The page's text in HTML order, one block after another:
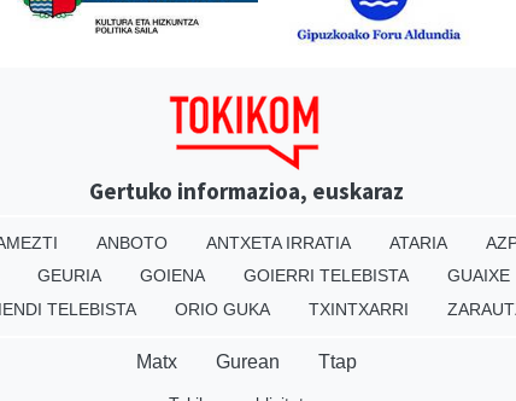
Gertuko informazioa, euskaraz
ANBOTO ANTXETA IRRATIA ATARIA
GEURIA GOIENA GOIERRI TELEBISTA
GUAIXE
TELEBISTA ORIO GUKA TXINTXARRI
Matx Gurean Ttap